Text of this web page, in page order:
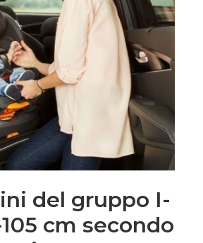
del gruppo I-
cm secondo